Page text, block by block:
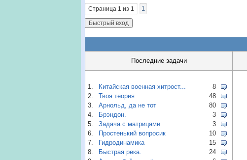
Страница 1 из 1
1
Последние задачи
1. Китайская военная хитрост...
8
2.
Твоя теория
48
3.
Арнольд, да не тот
80
4.
Брэндон.
3
5.
Задача с матрицами
3
6.
Простенький вопросик
10
7.
Гидродинамика
15
8.
Быстрая река.
24